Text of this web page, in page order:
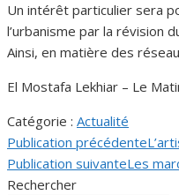
Un intérêt particulier sera
l’urbanisme par la révision
Ainsi, en matière des
El Mostafa Lekhiar – Le
Catégorie : Actualité
Navigation
de
Publication précédente
Publication suivanteLes
Rechercher